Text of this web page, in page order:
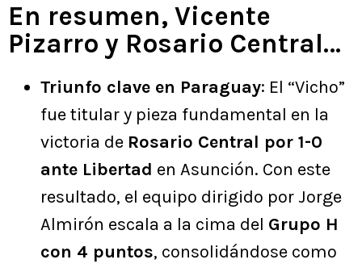
En resumen, Vicente
Pizarro y Rosario Central…
Triunfo clave en Paraguay: El “Vicho”
fue titular y pieza fundamental en la
victoria de Rosario Central por 1-0
ante Libertad en Asunción. Con este
resultado, el equipo dirigido por Jorge
Almirón escala a la cima del Grupo H
con 4 puntos, consolidándose como